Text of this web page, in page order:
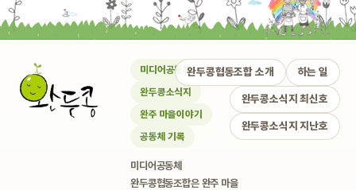
미디어공동체
완두콩소식지
완주 마을이야기
공동체 기록
미디어공동체
완두콩협동조합은 완주 마을
완두콩협동조합 소개 하는 일
완두콩소식지 최신호
완두콩소식지 지난호